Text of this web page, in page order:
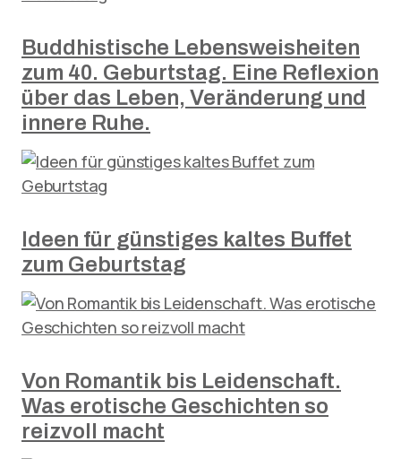
Buddhistische Lebensweisheiten
zum 40. Geburtstag. Eine Reflexion
über das Leben, Veränderung und
innere Ruhe.
Ideen für günstiges kaltes Buffet
zum Geburtstag
Von Romantik bis Leidenschaft.
Was erotische Geschichten so
reizvoll macht